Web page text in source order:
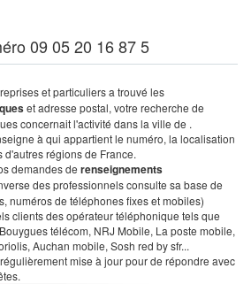
09 05 20 16 87 5
et particuliers a trouvé les
et adresse postal, votre recherche de
concernait l'activité dans la ville de .
à qui appartient le numéro, la localisation
régions de France.
demandes de renseignements
des professionnels consulte sa base de
numéros de téléphones fixes et mobiles)
clients des opérateur téléphonique tels que
télécom, NRJ Mobile, La poste mobile,
Auchan mobile, Sosh red by sfr...
mise à jour pour de répondre avec